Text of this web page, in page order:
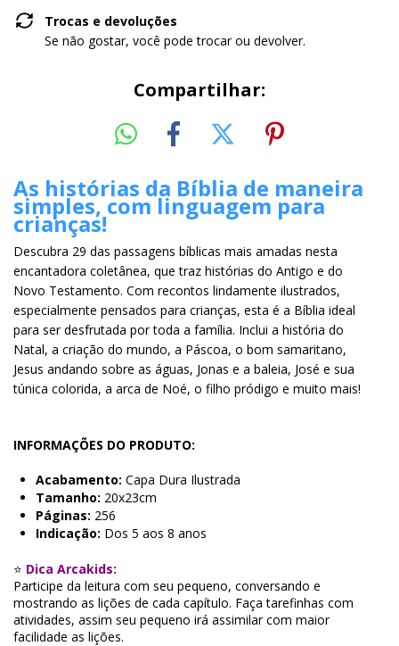
Trocas e devoluções
Se não gostar, você pode trocar ou devolver.
Compartilhar:
As histórias da Bíblia de maneira
simples, com linguagem para
crianças!
Descubra 29 das passagens bíblicas mais amadas nesta
encantadora coletânea, que traz histórias do Antigo e do
Novo Testamento. Com recontos lindamente ilustrados,
especialmente pensados para crianças, esta é a Bíblia ideal
para ser desfrutada por toda a família. Inclui a história do
Natal, a criação do mundo, a Páscoa, o bom samaritano,
Jesus andando sobre as águas, Jonas e a baleia, José e sua
túnica colorida, a arca de Noé, o filho pródigo e muito mais!
INFORMAÇÕES DO PRODUTO:
Acabamento: Capa Dura Ilustrada
Tamanho: 20x23cm
Páginas: 256
Indicação: Dos 5 aos 8 anos
⭐ Dica Arcakids:
Participe da leitura com seu pequeno, conversando e
mostrando as lições de cada capítulo. Faça tarefinhas com
atividades, assim seu pequeno irá assimilar com maior
facilidade as lições.